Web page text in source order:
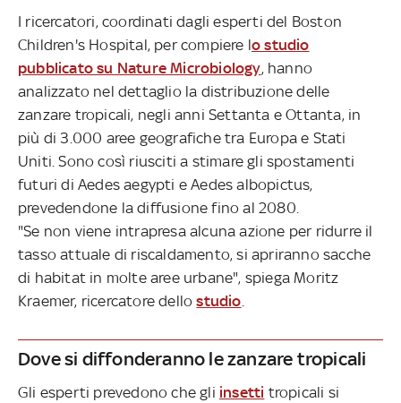
I ricercatori, coordinati dagli esperti del Boston
Children's Hospital, per compiere lo studio
pubblicato su Nature Microbiology, hanno
analizzato nel dettaglio la distribuzione delle
zanzare tropicali, negli anni Settanta e Ottanta, in
più di 3.000 aree geografiche tra Europa e Stati
Uniti. Sono così riusciti a stimare gli spostamenti
futuri di Aedes aegypti e Aedes albopictus,
prevedendone la diffusione fino al 2080.
"Se non viene intrapresa alcuna azione per ridurre il
tasso attuale di riscaldamento, si apriranno sacche
di habitat in molte aree urbane", spiega Moritz
Kraemer, ricercatore dellostudio
Dove si diffonderanno le zanzare tropicali
Gli esperti prevedono che gli insetti tropicali si